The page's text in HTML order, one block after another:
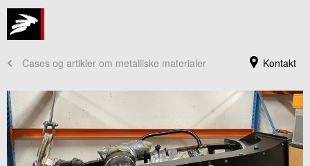
Kontakt
Cases og artikler om metalliske materialer